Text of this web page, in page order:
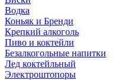
Водка
Коньяк и Бренди
Крепкий алкоголь
Пиво и коктейли
Безалкогольные напитки
Лед коктейльный
Электроштопоры